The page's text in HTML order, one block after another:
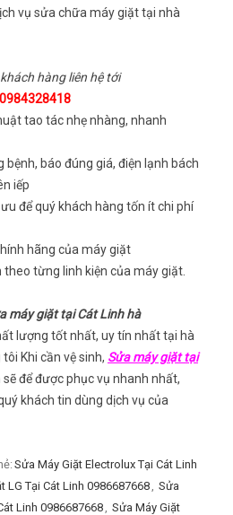
vụ sửa chữa máy giặt tại nhà
hàng liên hệ tới
tao tác nhẹ nhàng, nhanh
bệnh, báo đúng giá, điện lạnh bách
iếp
để quý khách hàng tốn ít chi phí
hãng của máy giặt
từng linh kiện của máy giặt.
máy giặt tại Cát Linh hà
lượng tốt nhất, uy tín nhất tại hà
Khi cần vệ sinh, Sửa máy giặt tại
sẽ để được phục vụ nhanh nhất,
khách tin dùng dịch vụ của
Sửa Máy Giặt Electrolux Tại Cát Linh
LG Tại Cát Linh 0986687668, Sửa
Linh 0986687668, Sửa Máy Giặt